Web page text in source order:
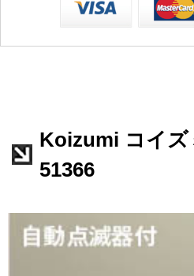
Koizumi コイズ
51366